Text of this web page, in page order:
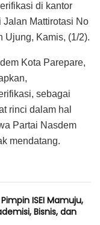
di kantor
Jalan Mattirotasi No
Ujung, Kamis, (1/2).
Kota Parepare,
sebagai
rinci dalam hal
Partai Nasdem
mendatang.
ISEI Mamuju,
Bisnis, dan